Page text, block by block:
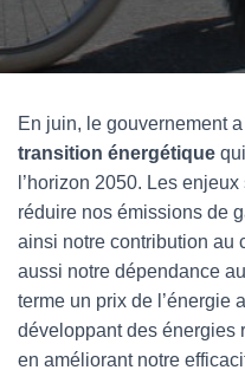
En juin, le gouvernement
transition énergétique
l’horizon 2050. Les
réduire nos émissions de
ainsi notre contribution au
aussi notre dépendance
terme un prix de l’énergie
développant des énergies
en améliorant notre